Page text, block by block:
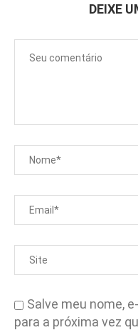
DEIXE
Salve meu nome,
para a próxima vez